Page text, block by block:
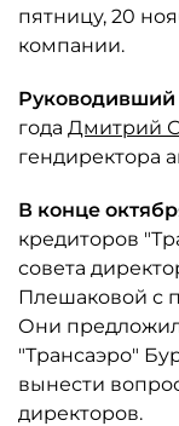
пятницу, 20
компании.
Руководивший
года Дмитрий
гендиректора
В конце
кредиторов
совета
Плешаковой с
Они
"Трансаэро"
вынести
директоров.